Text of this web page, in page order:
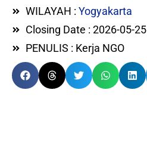
WILAYAH : Yogyakarta
Closing Date : 2026-05-25
PENULIS : Kerja NGO